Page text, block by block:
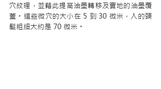
穴紋理，並藉此提高油墨轉移及實地的油墨覆
蓋。這些微穴的大小在 5 到 30 微米，人的頭
髮粗細大約是 70 微米。